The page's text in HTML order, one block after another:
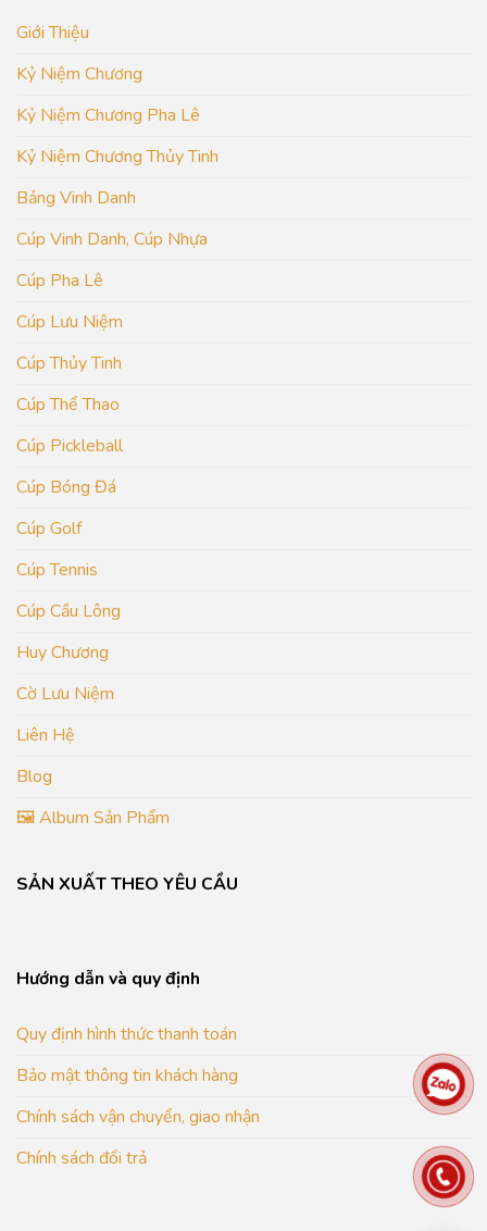
Giới Thiệu
Kỷ Niệm Chương
Kỷ Niệm Chương Pha Lê
Kỷ Niệm Chương Thủy Tinh
Bảng Vinh Danh
Cúp Vinh Danh, Cúp Nhựa
Cúp Pha Lê
Cúp Lưu Niệm
Cúp Thủy Tinh
Cúp Thể Thao
Cúp Pickleball
Cúp Bóng Đá
Cúp Golf
Cúp Tennis
Cúp Cầu Lông
Huy Chương
Cờ Lưu Niệm
Liên Hệ
Blog
🖼️ Album Sản Phẩm
SẢN XUẤT THEO YÊU CẦU
Hướng dẫn và quy định
Quy định hình thức thanh toán
Bảo mật thông tin khách hàng
Chính sách vận chuyển, giao nhận
Chính sách đổi trả